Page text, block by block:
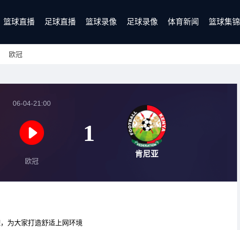
篮球直播 足球直播 篮球录像 足球录像 体育新闻 篮球集锦
欧冠
06-04-21:00
1
欧冠
肯尼亚
为大家打造舒适上网环境